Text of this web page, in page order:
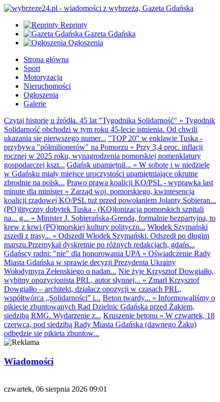
Reprinty
Gazeta Gdańska
Ogłoszenia
Strona główna
Sport
Motoryzacja
Nieruchomości
Ogłoszenia
Galerie
Czytaj historię u źródła. 45 lat "Tygodnika Solidarność" » Tygodnik
Solidarność obchodzi w tym roku 45-lecie istnienia. Od chwili
ukazania się pierwszego numer... "TOP 20" w enklawie Tuska -
przybywa "półmilionerów" na Pomorzu » Przy 3,4 proc. inflacji
rocznej w 2025 roku, wynagrodzenia pomorskiej nomenklatury
gospodarczej kszt... Gdańsk upamiętnił... » W sobotę i w niedzielę
w Gdańsku miały miejsce uroczystości upamiętniające okrutne
zbrodnie na polsk... Prawo prawa koalicji KO/PSL - wyprawka last
minute dla minister» Zarząd woj. pomorskiego, kwintesencja
koalicji rządowej KO/PSL tuż przed powołaniem Jolanty Sobieran...
(PO)lityczny dobytek Tuska - (KO)lonizacja pomorskich szpitali
na... g... » Minister J. Sobierańska-Grenda, formalnie bezpartyjna, to
krew z krwi (PO)morskiej kultury polityczn... Włodek Szymański
zszedł z trasy... » Odszedł Włodek Szymański. Odszedł po długim
marszu.Przemykał dyskretnie po różnych redakcjach, gdańs...
Gdańscy radni: "nie" dla honorowania UPA » Oświadczenie Rady
Miasta Gdańska w sprawie decyzji Prezydenta Ukrainy
Wołodymyra Zełenskiego o nadan... Nie żyje Krzysztof Dowgiałło,
wybitny opozycjonista PRL, autor słynnej... » Zmarł Krzysztof
Dowgiałło – architekt, działacz opozycji w czasach PRL,
współtwórca „Solidarności” i... Beton twardy... » Informowaliśmy o
pikiecie zbuntowanych Rad Dzielnic Gdańska przed Żakiem,
siedzibą RMG. Wydarzenie z... Kruszenie betonu » W czwartek, 18
czerwca, pod siedzibą Rady Miasta Gdańska (dawnego Żaku)
odbędzie się pikieta zbuntow...
Wiadomości
czwartek, 06 sierpnia 2026 09:01